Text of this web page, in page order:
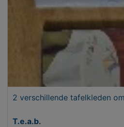
2 verschillende tafelkleden
T.e.a.b.